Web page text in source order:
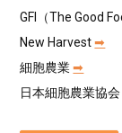
GFI（The Good
New Harvest➡︎
細胞農業➡︎
日本細胞農業協